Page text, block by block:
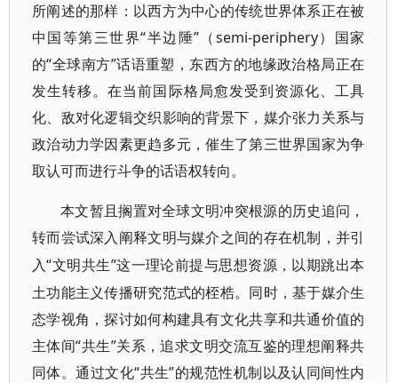
所阐述的那样：以西方为中心的传统世界体系正在被
中国等第三世界“半边陲”（semi-periphery）国家
的“全球南方”话语重塑，东西方的地缘政治格局正在
发生转移。在当前国际格局愈发受到资源化、工具
化、敌对化逻辑交织影响的背景下，媒介张力关系与
政治动力学因素更趋多元，催生了第三世界国家为争
取认可而进行斗争的话语权转向。
本文暂且搁置对全球文明冲突根源的历史追问，
转而尝试深入阐释文明与媒介之间的存在机制，并引
入“文明共生”这一理论前提与思想资源，以期跳出本
土功能主义传播研究范式的桎梏。同时，基于媒介生
态学视角，探讨如何构建具有文化共享和共通价值的
主体间“共生”关系，追求文明交流互鉴的理想阐释共
同体。通过文化“共生”的规范性机制以及认同间性内